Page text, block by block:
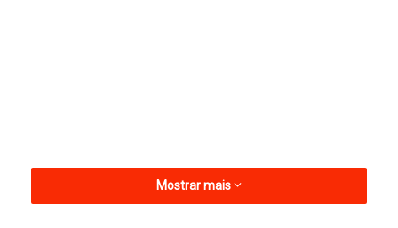
Mostrar mais